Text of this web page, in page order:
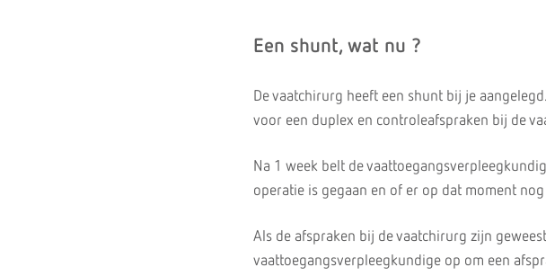
Een shunt, wat nu ?
De vaatchirurg heeft een shunt bij je
voor een duplex en controleafspraken bij de
Na 1 week belt de
operatie is gegaan en of er op dat moment
Als de afspraken bij de vaatchirurg zijn
vaattoegangsverpleegkundige op om een